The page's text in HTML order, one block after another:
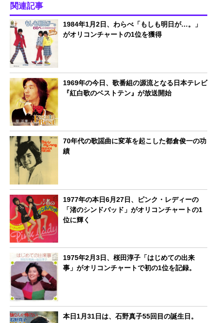
関連記事
1984年1月2日、わらべ「もしも明日が…。」
がオリコンチャートの1位を獲得
1969年の今日、歌番組の源流となる日本テレビ
『紅白歌のベストテン』が放送開始
70年代の歌謡曲に変革を起こした都倉俊一の功
績
1977年の本日6月27日、ピンク・レディーの
「渚のシンドバッド」がオリコンチャートの1
位に輝く
1975年2月3日、桜田淳子「はじめての出来
事」がオリコンチャートで初の1位を記録。
本日1月31日は、石野真子55回目の誕生日。